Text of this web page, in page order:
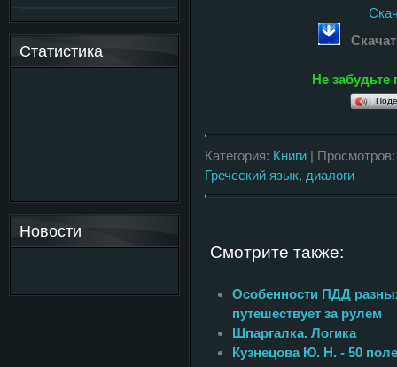
Статистика
Новости
Не
Категория: Книги |
Греческий язык, диалоги
Смотрите также:
Особенности ПДД
путешествует за рулем
Шпаргалка. Логика
Кузнецова Ю. Н. - 50